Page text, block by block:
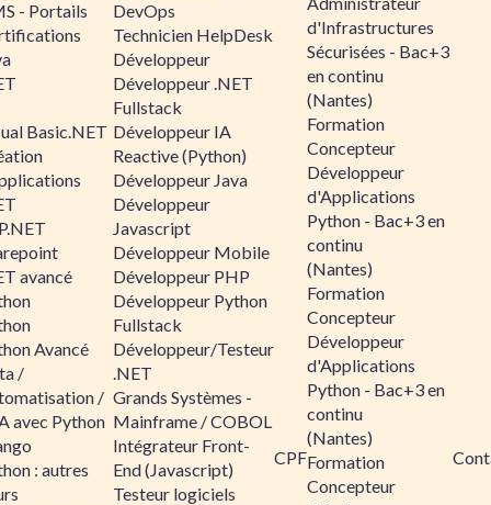
- Portails
Basic.NET
avancé
Avancé
/
/
avec Python
: autres
DevOps
Technicien HelpDesk
Développeur
Développeur .NET
Fullstack
Développeur IA
Reactive (Python)
Développeur Java
Développeur
Javascript
Développeur Mobile
Développeur PHP
Développeur Python
Fullstack
Développeur/Testeur
.NET
Grands Systèmes -
Mainframe / COBOL
Intégrateur Front-
End (Javascript)
Testeur logiciels
CPF
d'Infrastructures
Sécurisées - Bac+3
en continu
(Nantes)
Formation
Concepteur
Développeur
d'Applications
Python - Bac+3 en
continu
(Nantes)
Formation
Concepteur
Développeur
d'Applications
Python - Bac+3 en
continu
(Nantes)
Formation
Concepteur